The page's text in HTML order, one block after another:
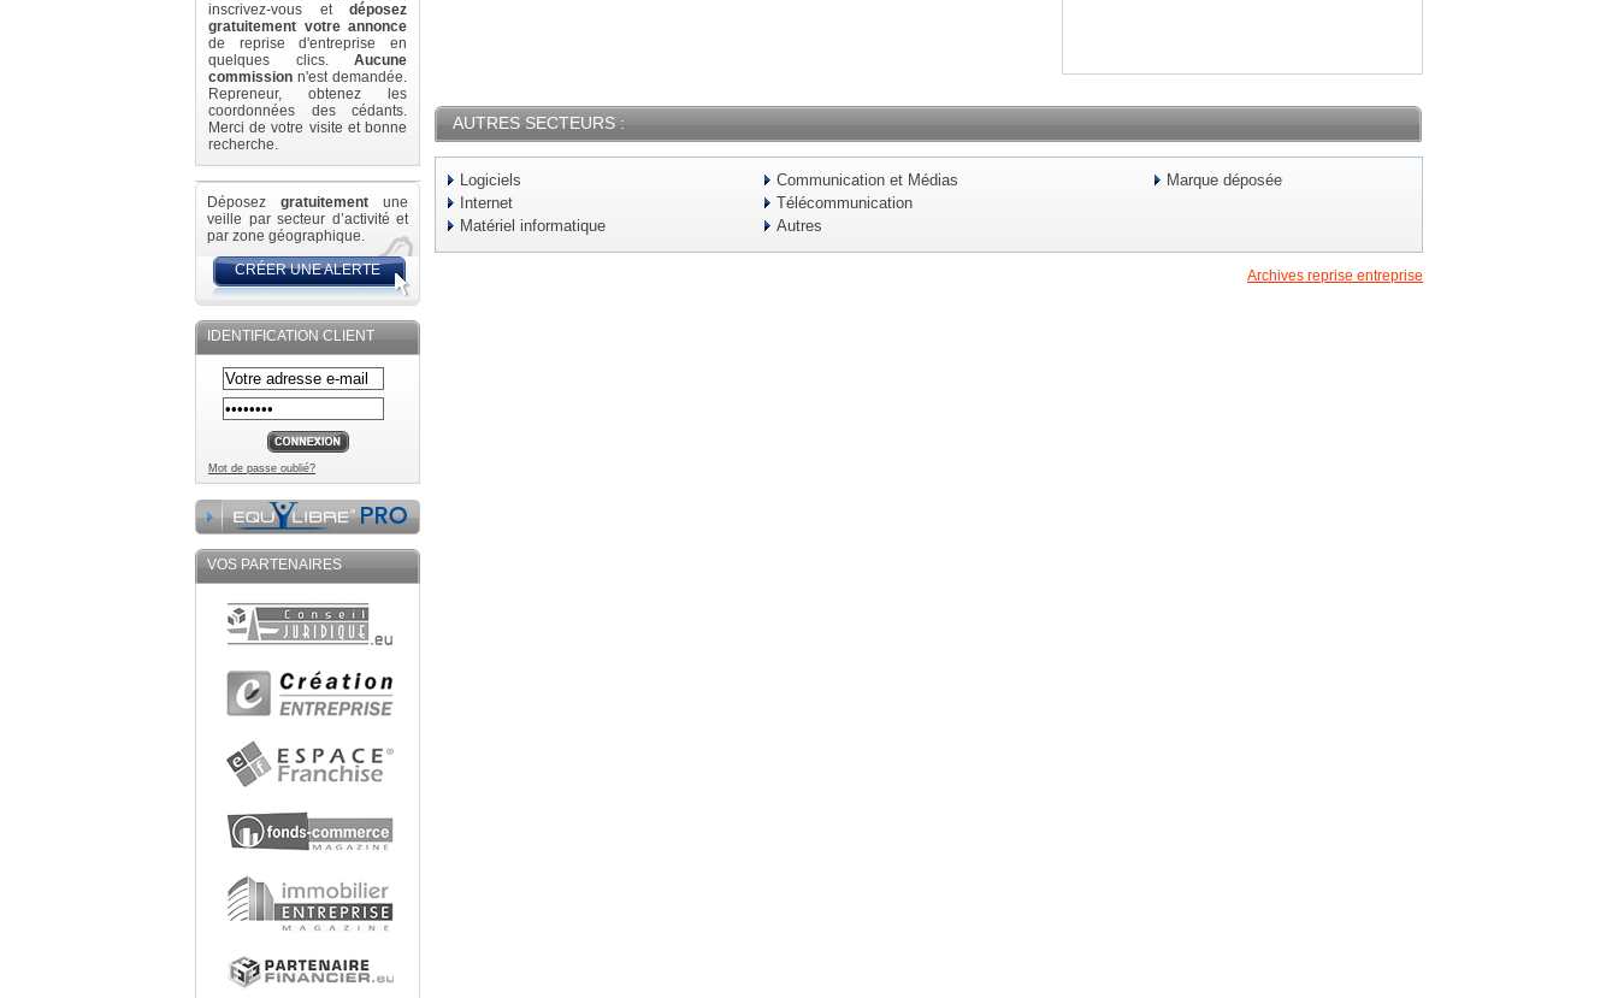
inscrivez-vous et déposez
gratuitement votre annonce
de reprise d'entreprise en
quelques clics. Aucune
commission n'est demandée.
Repreneur, obtenez les
coordonnées des cédants.
Merci de votre visite et bonne
recherche.
Déposez gratuitement une
veille par secteur d’activité et
par zone géographique.
CRÉER UNE ALERTE
IDENTIFICATION CLIENT
Mot de passe oublié?
VOS PARTENAIRES
AUTRES SECTEURS :
Logiciels
Internet
Matériel informatique
Communication et Médias
Télécommunication
Autres
Marque déposée
Archives reprise entreprise